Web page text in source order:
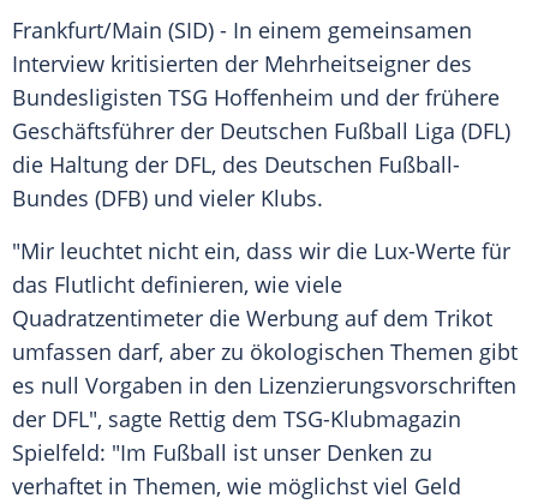
Frankfurt/Main (SID) - In einem gemeinsamen
Interview kritisierten der Mehrheitseigner des
Bundesligisten TSG Hoffenheim und der frühere
Geschäftsführer der Deutschen Fußball Liga (DFL)
die Haltung der DFL, des Deutschen Fußball-
Bundes (DFB) und vieler Klubs.
"Mir leuchtet nicht ein, dass wir die Lux-Werte für
das Flutlicht definieren, wie viele
Quadratzentimeter die Werbung auf dem Trikot
umfassen darf, aber zu ökologischen Themen gibt
es null Vorgaben in den Lizenzierungsvorschriften
der DFL", sagte Rettig dem TSG-Klubmagazin
Spielfeld: "Im Fußball ist unser Denken zu
verhaftet in Themen, wie möglichst viel Geld